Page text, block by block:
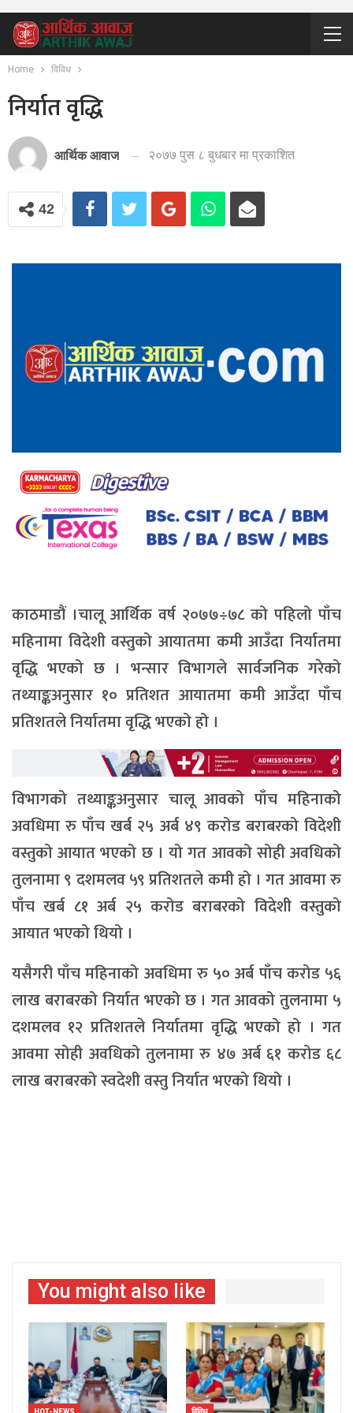
Home विविध
निर्यात वृद्धि
आर्थिक आवाज २०७७ पुस ८ बुधबार मा प्रकाशित
42
काठमाडौं ।चालू आर्थिक वर्ष २०७७÷७८ को पहिलो पाँच
महिनामा विदेशी वस्तुको आयातमा कमी आउँदा निर्यातमा
वृद्धि भएको छ । भन्सार विभागले सार्वजनिक गरेको
तथ्याङ्कअनुसार १० प्रतिशत आयातमा कमी आउँदा पाँच
प्रतिशतले निर्यातमा वृद्धि भएको हो ।
विभागको तथ्याङ्कअनुसार चालू आवको पाँच महिनाको
अवधिमा रु पाँच खर्ब २५ अर्ब ४९ करोड बराबरको विदेशी
वस्तुको आयात भएको छ । यो गत आवको सोही अवधिको
तुलनामा ९ दशमलव ५९ प्रतिशतले कमी हो । गत आवमा रु
पाँच खर्ब ८१ अर्ब २५ करोड बराबरको विदेशी वस्तुको
आयात भएको थियो ।
यसैगरी पाँच महिनाको अवधिमा रु ५० अर्ब पाँच करोड ५६
लाख बराबरको निर्यात भएको छ । गत आवको तुलनामा ५
दशमलव १२ प्रतिशतले निर्यातमा वृद्धि भएको हो । गत
आवमा सोही अवधिको तुलनामा रु ४७ अर्ब ६१ करोड ६८
लाख बराबरको स्वदेशी वस्तु निर्यात भएको थियो ।
You might also like